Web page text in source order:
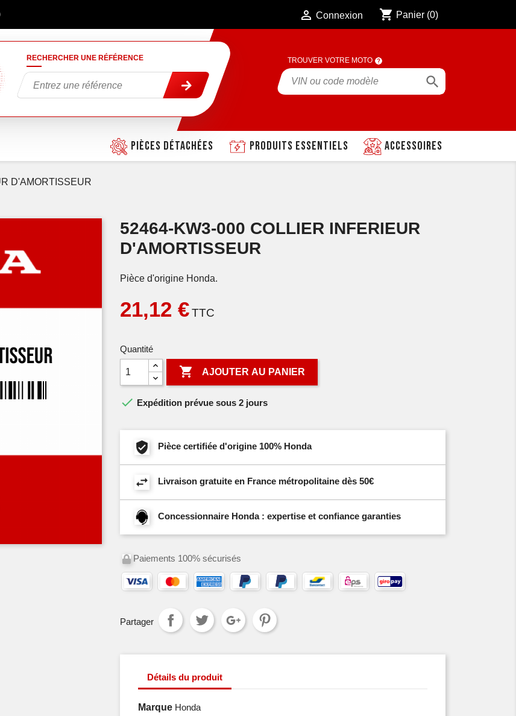
 Connexion shopping_cart Panier (0)
RECHERCHER UNE RÉFÉRENCE TROUVER VOTRE MOTO

Accessoires
Produits essentiels
Pièces détachées
D'AMORTISSEUR
52464-KW3-000 COLLIER INFERIEUR
D'AMORTISSEUR
Pièce d'origine Honda.
21,12 €TTC
Quantité
 AJOUTER AU PANIER
 Expédition prévue sous 2 jours
Pièce certifiée d'origine 100% Honda
Livraison gratuite en France métropolitaine dès 50€
Concessionnaire Honda : expertise et confiance garanties
Paiements 100% sécurisés
Partager
Détails du produit
Marque Honda